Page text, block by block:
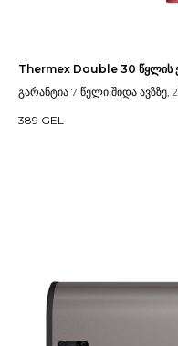
Thermex Double 30 წყლის
გარანტია 7 წელი შიდა
389 GEL